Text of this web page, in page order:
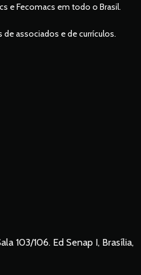
e Fecomacs em todo o Brasil.
associados e de currículos.
103/106. Ed Senap I, Brasília,